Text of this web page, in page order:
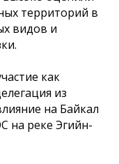
территорий в
видов и
как
из
на Байкал
на реке Эгийн-